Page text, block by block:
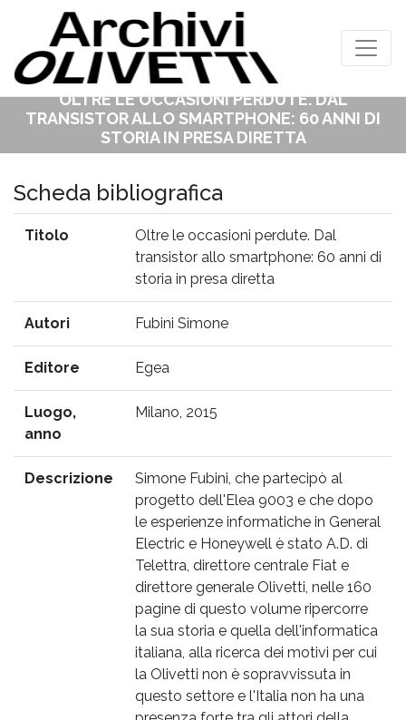
OLTRE LE OCCASIONI PERDUTE. DAL
TRANSISTOR ALLO SMARTPHONE: 60 ANNI DI
STORIA IN PRESA DIRETTA
Scheda bibliografica
Titolo
Oltre le occasioni perdute. Dal
transistor allo smartphone: 60 anni di
storia in presa diretta
Autori Fubini Simone
Editore Egea
Luogo,
anno
Milano, 2015
Descrizione
Simone Fubini, che partecipò al
progetto dell'Elea 9003 e che dopo
le esperienze informatiche in General
Electric e Honeywell è stato A.D. di
Telettra, direttore centrale Fiat e
direttore generale Olivetti, nelle 160
pagine di questo volume ripercorre
la sua storia e quella dell'informatica
italiana, alla ricerca dei motivi per cui
la Olivetti non è sopravvissuta in
questo settore e l'Italia non ha una